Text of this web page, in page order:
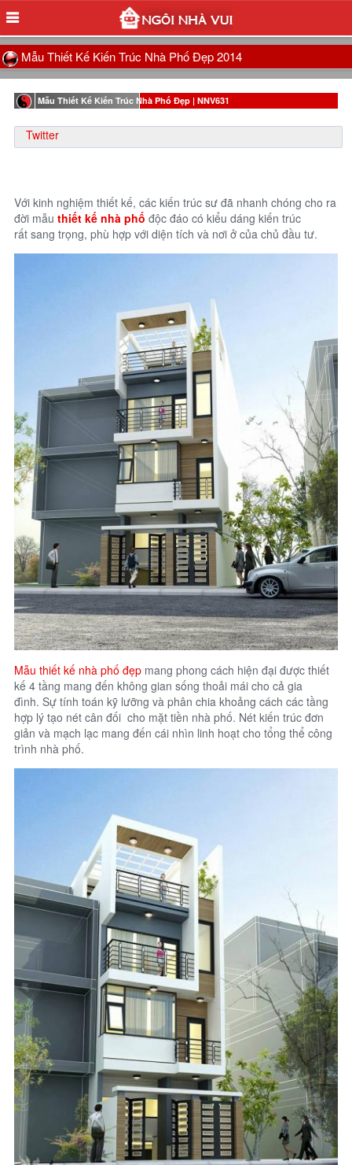
Mẫu Thiết Kế Kiến Trúc Nhà Phố Đẹp 2014
Mẫu Thiết Kế Kiến Trúc Nhà Phố Đẹp | NNV631
Twitter
Với kinh nghiệm thiết kế, các kiến trúc sư đã nhanh chóng cho ra
đời mẫu thiết kế nhà phố độc đáo có kiểu dáng kiến trúc
rất sang trọng, phù hợp với diện tích và nơi ở của chủ đầu tư.
Mẫu thiết kế nhà phố đẹp mang phong cách hiện đại được thiết
kế 4 tầng mang đến không gian sống thoải mái cho cả gia
đình. Sự tính toán kỹ lưỡng và phân chia khoảng cách các tầng
hợp lý tạo nét cân đối cho mặt tiền nhà phố. Nét kiến trúc đơn
giản và mạch lạc mang đến cái nhìn linh hoạt cho tổng thể công
trình nhà phố.